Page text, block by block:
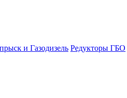
и Газодизель Редукторы ГБО